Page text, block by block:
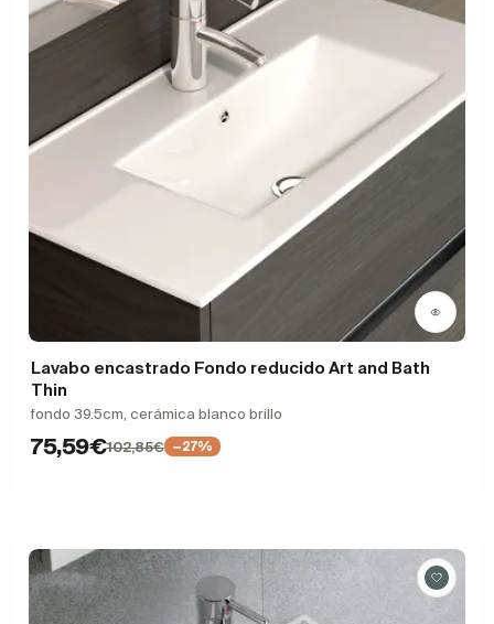
Lavabo encastrado Fondo reducido Art and Bath
Thin
fondo 39.5cm, cerámica blanco brillo
75,59€102,85€ −27%